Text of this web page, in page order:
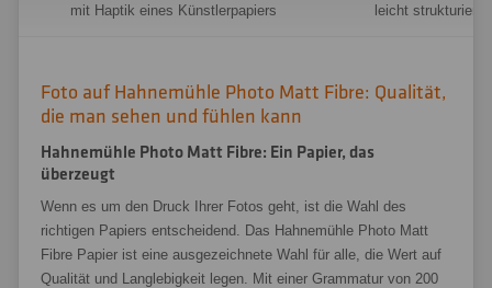
mit Haptik eines Künstlerpapiers leicht
Foto auf Hahnemühle Photo Matt Fibre: Qualität,
die man sehen und fühlen kann
Hahnemühle Photo Matt Fibre: Ein Papier, das
überzeugt
Wenn es um den Druck Ihrer Fotos geht, ist die Wahl des
richtigen Papiers entscheidend. Das Hahnemühle Photo Matt
Fibre Papier ist eine ausgezeichnete Wahl für alle, die Wert auf
Qualität und Langlebigkeit legen. Mit einer Grammatur von 200